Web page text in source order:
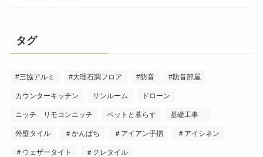
タグ
#三協アルミ #大理石調フロア #防音 #防音部屋
カウンターキッチン サンルーム ドローン
ニッチ リモコンニッチ ペットと暮らす 基礎工事
外壁タイル ＃かんぱち ＃アイアン手摺 ＃アイシネン
＃ウェザータイト ＃クレタイル